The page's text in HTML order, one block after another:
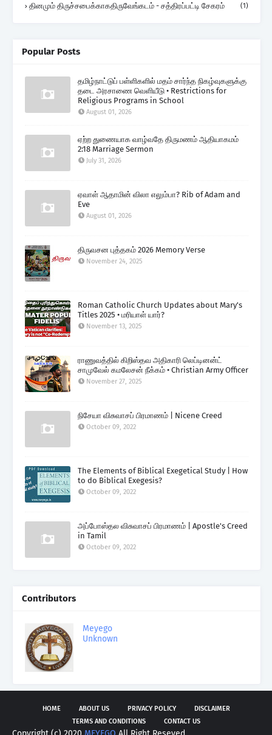
தினமும் திருச்சபைக்காகதிருவேங்கடம் - சத்திரப்பட்டி சேகரம் (1)
Popular Posts
தமிழ்நாட்டுப் பள்ளிகளில் மதம் சார்ந்த நிகழ்வுகளுக்கு
தடை அரசாணை வெளியீடு • Restrictions for
Religious Programs in School
August 01, 2026
ஏற்ற துணையாக வாழ்வதே திருமணம் ஆதியாகமம்
2:18 Marriage Sermon
July 31, 2026
ஏவாள் ஆதாமின் விலா எலும்பா? Rib of Adam and
Eve
August 01, 2026
திருவசன புத்தகம் 2026 Memory Verse
November 24, 2025
Roman Catholic Church Updates about Mary's
Titles 2025 • மரியாள் யார்?
November 13, 2025
ராணுவத்தில் கிறிஸ்தவ அதிகாரி லெப்டினன்ட்
சாமுவேல் கமலேசன் நீக்கம் • Christian Army Officer
November 27, 2025
நிசேயா விசுவாசப் பிரமாணம் | Nicene Creed
October 09, 2022
The Elements of Biblical Exegetical Study | How
to do Biblical Exegesis?
October 09, 2022
அப்போஸ்தல விசுவாசப் பிரமாணம் | Apostle's Creed
in Tamil
October 09, 2022
Contributors
Meyego
Unknown
HOME ABOUT US PRIVACY POLICY
DISCLAIMER
TERMS AND CONDITIONS
CONTACT US